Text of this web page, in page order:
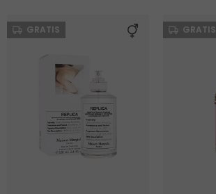
GRATIS GRATIS